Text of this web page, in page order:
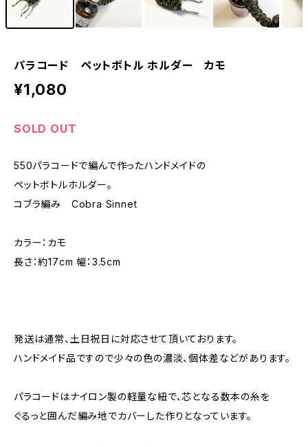
パラコード ペットボトル ホルダー カモ
¥1,080
SOLD OUT
550パラコードで編んで作ったハンドメイドの
ペットボトルホルダー。
コブラ編み Cobra Sinnet
カラー：カモ
長さ：約17cm 幅：3.5cm
発送は通常、土日祝日に対応させて頂いております。
ハンドメイド品ですので少々の色の濃淡、個体差などがあります。
パラコードはナイロン製の軽量な紐で、芯となる数本の糸を
ぐるっと囲んだ編み地でカバーした作りとなっています。